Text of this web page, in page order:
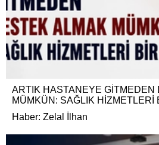
ARTIK HASTANEYE GİTMEDEN
MÜMKÜN: SAĞLIK HİZMETLERİ
Haber: Zelal İlhan